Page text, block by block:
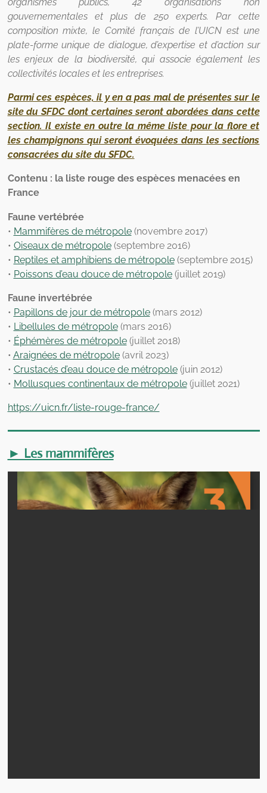
gouvernementales et plus de 250 experts. Par cette
composition mixte, le Comité français de l’UICN est une
plate-forme unique de dialogue, d’expertise et d’action sur
les enjeux de la biodiversité, qui associe également les
collectivités locales et les entreprises.
Parmi ces espèces, il y en a pas mal de présentes sur le
site du SFDC dont certaines seront abordées dans cette
section. Il existe en outre la même liste pour la flore et
les champignons qui seront évoquées dans les sections
consacrées du site du SFDC.
Contenu : la liste rouge des espèces menacées en
France
Faune vertébrée
• Mammifères de métropole(novembre 2017)
• Oiseaux de métropole(septembre 2016)
• Reptiles et amphibiens de métropole(septembre 2015)
• Poissons d’eau douce de métropole(juillet 2019)
Faune invertébrée
• Papillons de jour de métropole(mars 2012)
• Libellules de métropole(mars 2016)
• Éphémères de métropole(juillet 2018)
• Araignées de métropole(avril 2023)
• Crustacés d’eau douce de métropole(juin 2012)
• Mollusques continentaux de métropole(juillet 2021)
https://uicn.fr/liste-rouge-france/
► Les mammifères